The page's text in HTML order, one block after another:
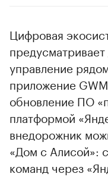
Цифровая
управление
приложение
обновление ПО
платформой
внедорожник
«Дом с Алисой»:
команд через